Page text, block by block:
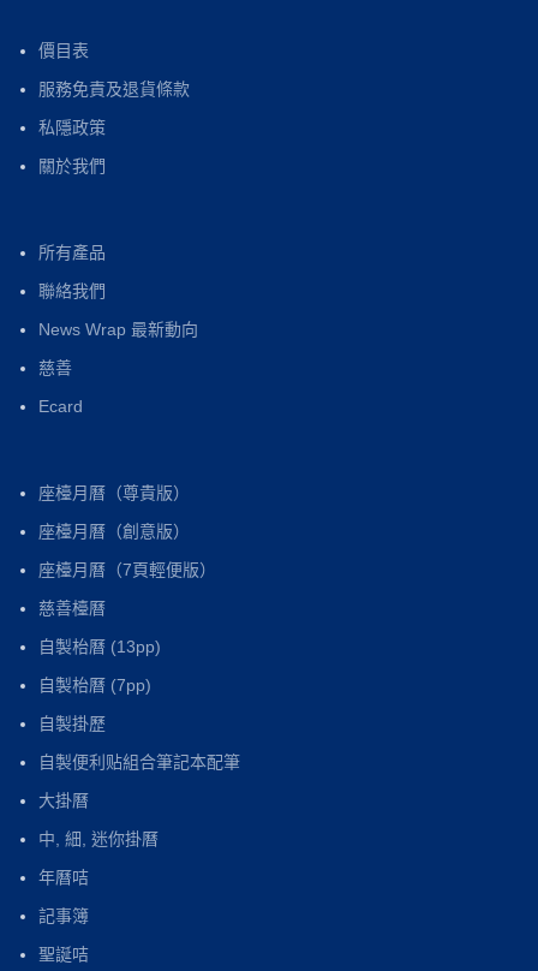
價目表
服務免責及退貨條款
私隱政策
關於我們
所有產品
聯絡我們
News Wrap 最新動向
慈善
Ecard
座檯月曆（尊貴版）
座檯月曆（創意版）
座檯月曆（7頁輕便版）
慈善檯曆
自製枱曆 (13pp)
自製枱曆 (7pp)
自製掛歷
自製便利贴組合筆記本配筆
大掛曆
中, 細, 迷你掛曆
年曆咭
記事簿
聖誕咭